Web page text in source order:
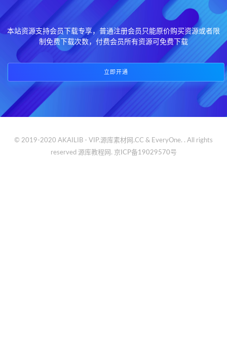
本站资源支持会员下载专享，普通注册会员只能原价购买资源或者限
制免费下载次数，付费会员所有资源可免费下载
立即开通
© 2019-2020 AKAILIB - VIP.源库素材网.CC & EveryOne. . All rights
reserved 源库教程网. 京ICP备19029570号